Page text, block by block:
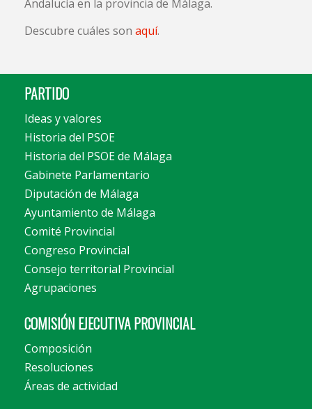
Andalucía en la provincia de Málaga.
Descubre cuáles son aquí.
PARTIDO
Ideas y valores
Historia del PSOE
Historia del PSOE de Málaga
Gabinete Parlamentario
Diputación de Málaga
Ayuntamiento de Málaga
Comité Provincial
Congreso Provincial
Consejo territorial Provincial
Agrupaciones
COMISIÓN EJECUTIVA PROVINCIAL
Composición
Resoluciones
Áreas de actividad